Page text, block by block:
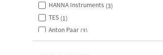
HANNA Instruments (3)
TES (1)
Anton Paar (3)